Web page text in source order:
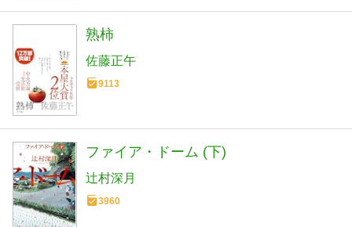
熟柿
佐藤正午
9113
ファイア・ドーム (下)
辻村深月
3960